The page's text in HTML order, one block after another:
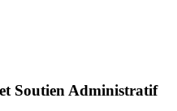
Soutien Administratif